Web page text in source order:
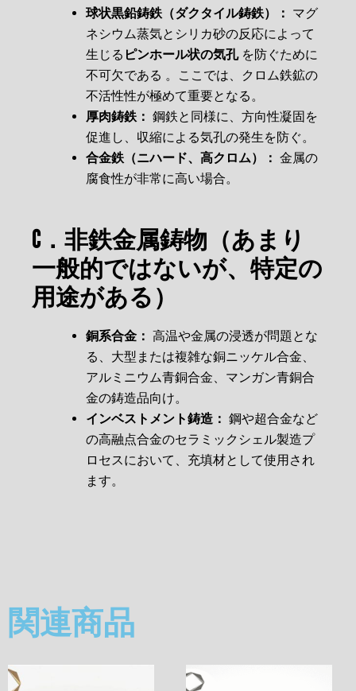
球状黒鉛鋳鉄（ダクタイル鋳鉄）： マグ
ネシウム蒸気とシリカ砂の反応によって
生じる ピンホール状の気孔を防ぐために
不可欠である 。ここでは、クロム鉄鉱の
不活性性が極めて重要となる。
厚肉鋳鉄： 鋼鉄と同様に、方向性凝固を
促進し、収縮による気孔の発生を防ぐ。
合金鉄（ニハード、高クロム）： 金属の
腐食性が非常に高い場合。
C．非鉄金属鋳物（あまり
一般的ではないが、特定の
用途がある）
銅系合金： 高温や金属の浸透が問題とな
る、大型または複雑な銅ニッケル合金、
アルミニウム青銅合金、マンガン青銅合
金の鋳造品向け。
インベストメント鋳造： 鋼や超合金など
の高融点合金のセラミックシェル製造プ
ロセスにおいて、充填材として使用され
ます。
関連商品